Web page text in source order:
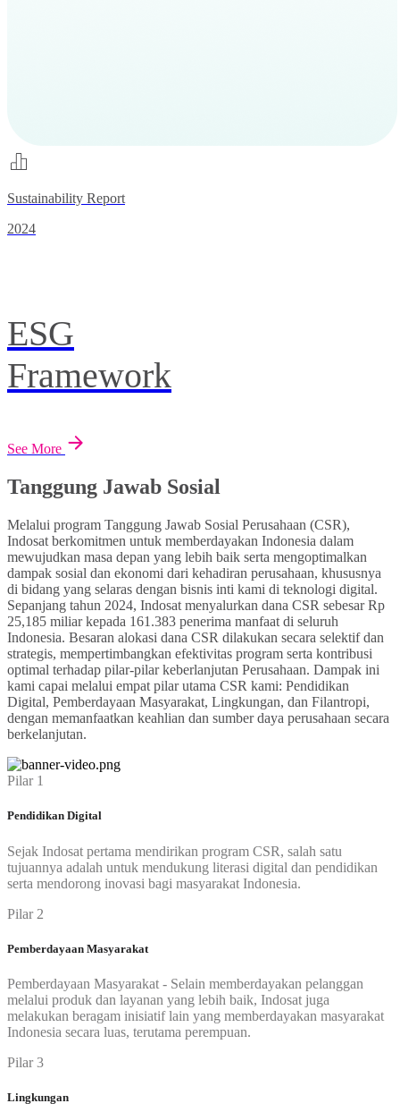
Sustainability Report
2024
ESG
Framework
See More
Tanggung Jawab Sosial
Melalui program Tanggung Jawab Sosial Perusahaan (CSR),
Indosat berkomitmen untuk memberdayakan Indonesia dalam
mewujudkan masa depan yang lebih baik serta mengoptimalkan
dampak sosial dan ekonomi dari kehadiran perusahaan, khususnya
di bidang yang selaras dengan bisnis inti kami di teknologi digital.
Sepanjang tahun 2024, Indosat menyalurkan dana CSR sebesar Rp
25,185 miliar kepada 161.383 penerima manfaat di seluruh
Indonesia. Besaran alokasi dana CSR dilakukan secara selektif dan
strategis, mempertimbangkan efektivitas program serta kontribusi
optimal terhadap pilar-pilar keberlanjutan Perusahaan. Dampak ini
kami capai melalui empat pilar utama CSR kami: Pendidikan
Digital, Pemberdayaan Masyarakat, Lingkungan, dan Filantropi,
dengan memanfaatkan keahlian dan sumber daya perusahaan secara
berkelanjutan.
Pilar 1
Pendidikan Digital
Sejak Indosat pertama mendirikan program CSR, salah satu
tujuannya adalah untuk mendukung literasi digital dan pendidikan
serta mendorong inovasi bagi masyarakat Indonesia.
Pilar 2
Pemberdayaan Masyarakat
Pemberdayaan Masyarakat - Selain memberdayakan pelanggan
melalui produk dan layanan yang lebih baik, Indosat juga
melakukan beragam inisiatif lain yang memberdayakan masyarakat
Indonesia secara luas, terutama perempuan.
Pilar 3
Lingkungan